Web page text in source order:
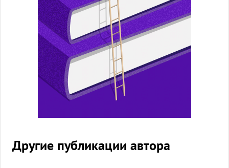
Другие публикации автора